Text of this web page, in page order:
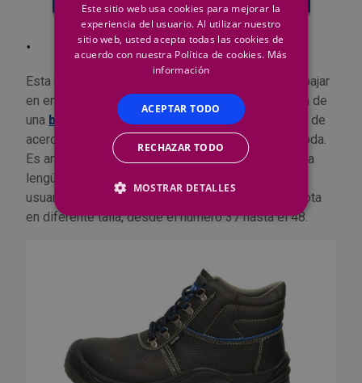
· BOTA S3 + SRC
Esta bota es una solución perfecta para poder trabajar
en entornos húmedos con total seguridad. Se trata de
una bota de piel hidrófuga
con puntera y plantilla de
acero antiperforación, perfecta para trabajos de poda.
Es antideslizante, impermeable y diseñada con una
lengüeta acolchada para ofrecer mayor confort al
usuario. En nuestra tienda puedes comprar esta bota
en diferente talla, desde el número 37 hasta el 48.
Este sitio web usa cookies para mejorar la
experiencia del usuario. Al utilizar nuestro
sitio web, usted acepta todas las cookies de
acuerdo con nuestra Política de cookies. Más
información
ACEPTAR TODO
RECHAZAR TODO
MOSTRAR DETALLES